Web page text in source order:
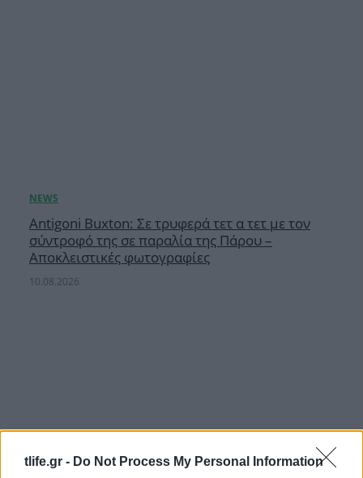
tlife.gr - Do Not Process My Personal Information
Antigoni Buxton: Σε τρυφερά τετ α τετ με τον
σύντροφό της σε παραλία της Πάρου –
Αποκλειστικές φωτογραφίες
10.08.2026